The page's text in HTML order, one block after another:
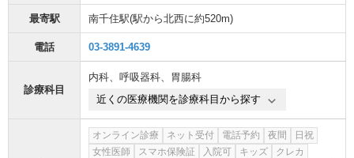
最寄駅 南千住駅(駅から北西に約520m)
電話 03-3891-4639
診療科目
内科、 呼吸器科、 胃腸科
近くの医療機関を診療科目から探す
オンライン診療 ネット受付 電話予約 夜間
日祝
女性医師
スマホ保険証 入院可 キッズ
クレカ